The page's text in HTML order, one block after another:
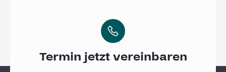
Termin jetzt vereinbaren